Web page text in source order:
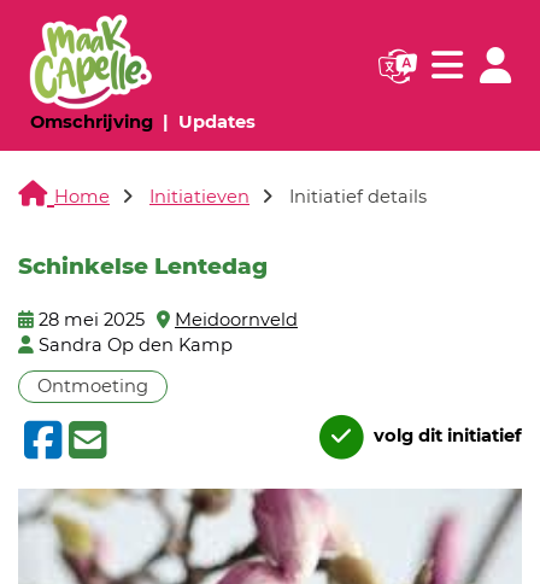
Omschrijving(huidige pagina)
Updates(huidige pagina)
Navigatie
Home Initiatieven Initiatief details
Schinkelse Lentedag
28 mei 2025
Meidoornveld
Sandra Op den Kamp
Ontmoeting
volg dit initiatief